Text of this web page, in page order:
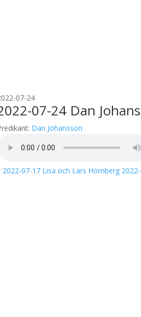
07-24
07-24 Dan
Dan Johansson
2022-07-17 Lisa och Lars Hörnberg